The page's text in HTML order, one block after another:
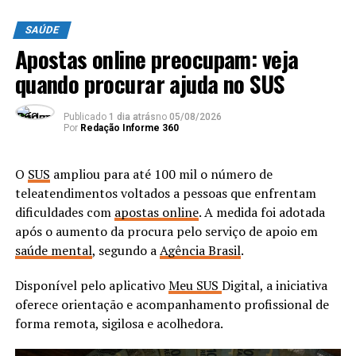
Bloomberg School of Public Health, nos Estados Unidos,
a principal mudança foi reconhecer que a próxima
pandemia pode surgir de um agente infeccioso que a
ciênciaainda não conhece.
Há uma possibilidade
pandemia não vir de um
patógeno conhecido, mas
sim de um patógeno
desconhecido. É por isso
que a gente fala sobre a
Doença X, cujas
características são de
SAÚDE
Apostas online preocupam: veja
quando procurar ajuda no SUS
Publicado 1 dia atrásno 05/08/2026
Por Redação Informe 360
O SUS ampliou para até 100 mil o número de
teleatendimentos voltados a pessoas que enfrentam
dificuldades com apostas online. A medida foi adotada
após o aumento da procura pelo serviço de apoio em
saúde mental, segundo aAgência Brasil.
Disponível pelo aplicativoMeu SUS Digital, a iniciativa
oferece orientação e acompanhamento profissional de
forma remota, sigilosa e acolhedora.